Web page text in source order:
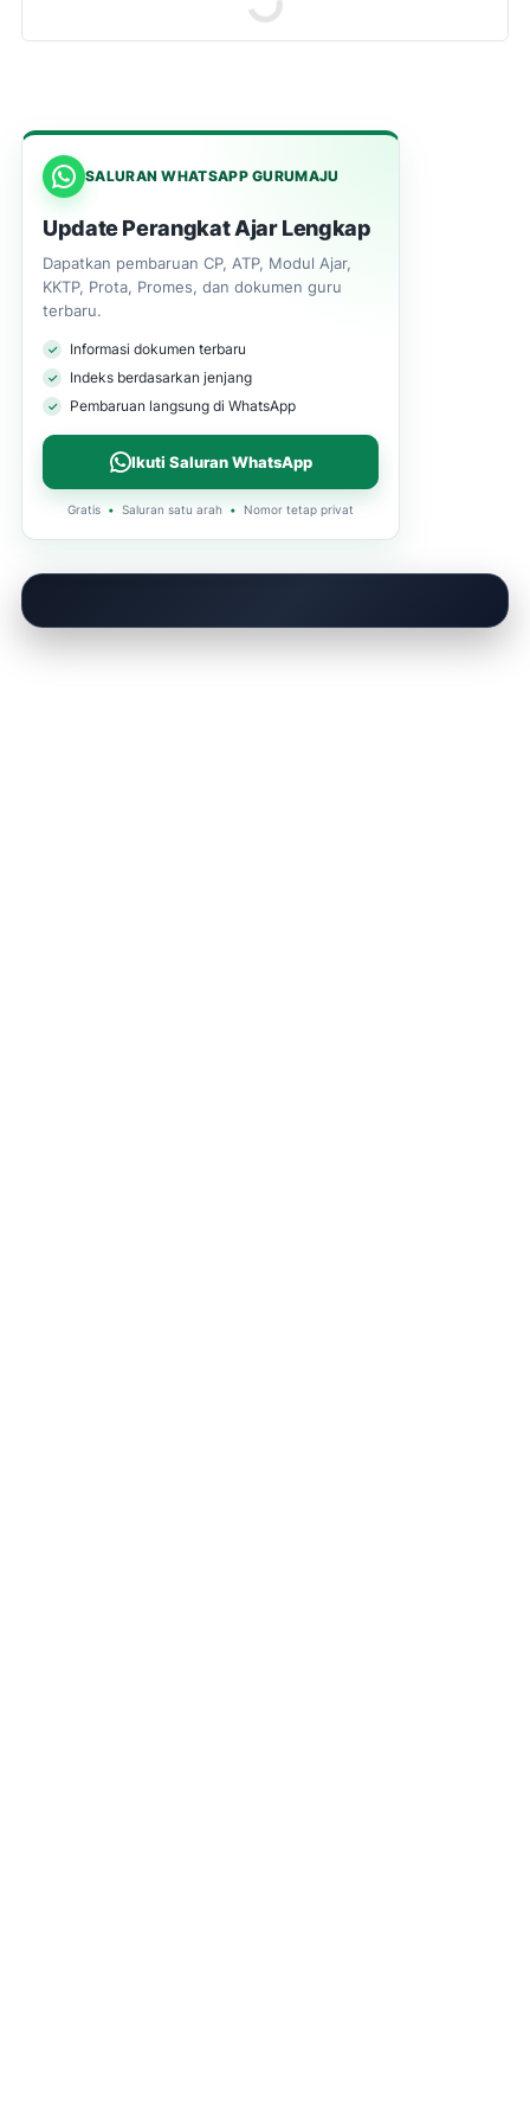
SALURAN WHATSAPP GURUMAJU
Update Perangkat Ajar Lengkap
Dapatkan pembaruan CP, ATP, Modul Ajar,
KKTP, Prota, Promes, dan dokumen guru
terbaru.
Informasi dokumen terbaru
Indeks berdasarkan jenjang
Pembaruan langsung di WhatsApp
Ikuti Saluran WhatsApp
Gratis • Saluran satu arah • Nomor tetap privat